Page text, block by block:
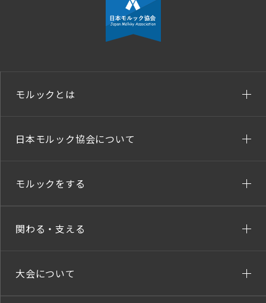
モルックとは
日本モルック協会について
モルックをする
関わる・支える
大会について